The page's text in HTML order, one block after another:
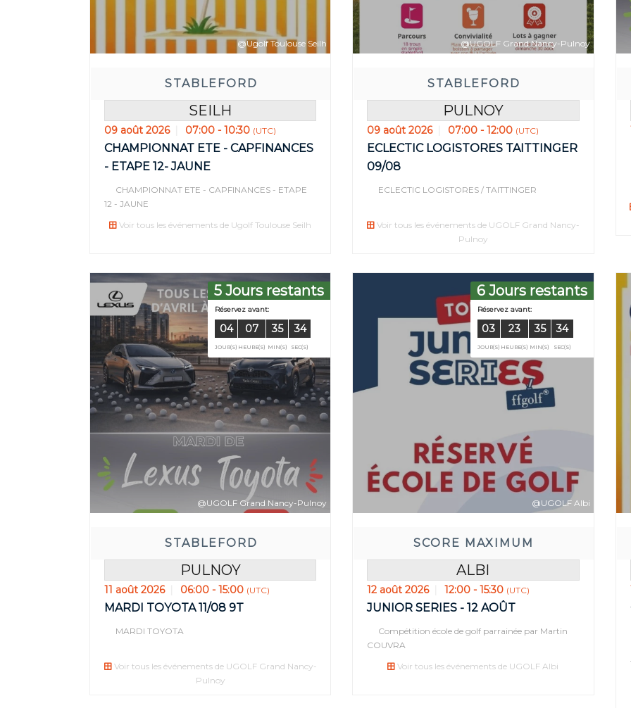
01 23 34 34
STABLEFORD
@Ugolf Toulouse Seilh
SEILH
09 août 2026 07:00 - 10:30 (UTC)
CHAMPIONNAT ETE - CAPFINANCES
- ETAPE 12- JAUNE
CHAMPIONNAT ETE - CAPFINANCES - ETAPE
12 - JAUNE
Voir tous les événements de Ugolf Toulouse Seilh
02
STABLEFORD
@UGOLF Grand Nancy-Pulnoy
PULNOY
09 août 2026 07:00 - 12:00 (UTC)
ECLECTIC LOGISTORES TAITTINGER
09/08
ECLECTIC LOGISTORES / TAITTINGER
Voir tous les événements de UGOLF Grand Nancy-
Pulnoy
5 Jours restants
33
STABLEFORD
@UGOLF Grand Nancy-Pulnoy
PULNOY
11 août 2026 06:00 - 15:00 (UTC)
MARDI TOYOTA 11/08 9T
MARDI TOYOTA
Voir tous les événements de UGOLF Grand Nancy-
Pulnoy
6 Jours restants
SCORE MAXIMUM
@UGOLF Albi
ALBI
12 août 2026 12:00 - 15:30 (UTC)
JUNIOR SERIES - 12 AOÛT
Compétition école de golf parrainée par Martin
COUVRA
Voir tous les événements de UGOLF Albi